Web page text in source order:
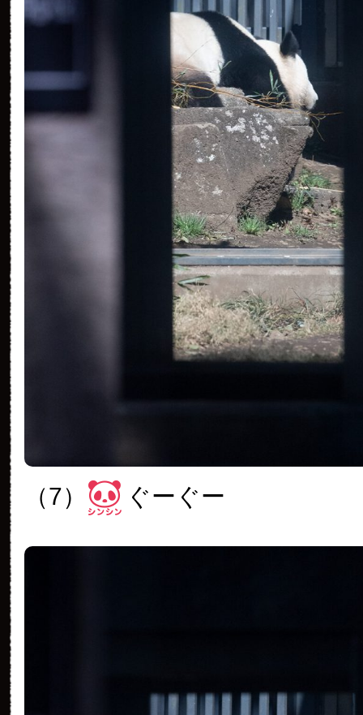
（7） ぐーぐー